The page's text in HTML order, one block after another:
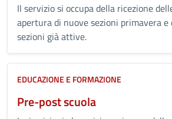
Il servizio si occupa della ricezione
apertura di nuove sezioni primavera
sezioni già attive.
EDUCAZIONE E FORMAZIONE
Pre-post scuola